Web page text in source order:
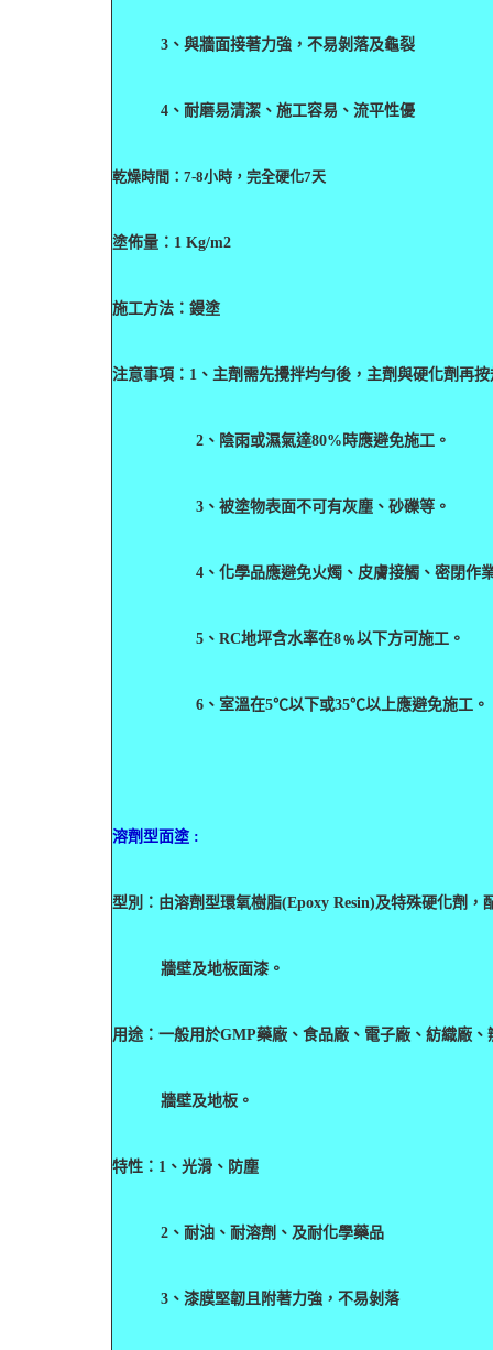
3 、與牆面接著力強，不易剝落及龜裂
4 、耐磨易清潔、施工容易、流平性優
乾燥時間：7-8小時，完全硬化7天
塗佈量： 1 Kg/m2
施工方法：鏝塗
注意事項： 1 、主劑需先攪拌均勻後，主劑與硬化劑再
2 、陰雨或濕氣達80% 時應避免施工。
3 、被塗物表面不可有灰塵、砂礫等。
4 、化學品應避免火燭、皮膚接觸、密閉作
5 、 RC地坪含水率在8﹪以下方可施工。
6 、室溫在5℃以下或35℃以上應避免施工。
溶劑型面塗 :
型別：由溶劑型環氧樹脂(Epoxy Resin)及特殊硬化劑
牆壁及地板面漆。
用途：一般用於GMP藥廠、食品廠、電子廠、紡織廠
牆壁及地板。
特性： 1 、光滑、防塵
2 、耐油、耐溶劑、及耐化學藥品
3 、漆膜堅韌且附著力強，不易剝落